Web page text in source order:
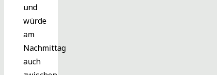
und
würde
am
Nachmittag
auch